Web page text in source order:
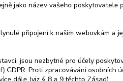
jako název vašeho poskytovatele
připojení k našim webovkám a
jsou nezbytné pro účely
GDPR. Proti zpracovávání osobních